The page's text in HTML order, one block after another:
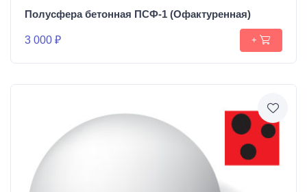
Полусфера бетонная ПСФ-1 (Офактуренная)
3 000 ₽ +